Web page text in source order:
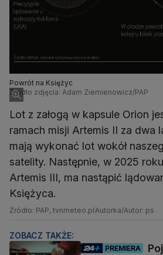
Powrót na Księżyc
Źródło zdjęcia: Adam Ziemienowicz/PAP
Lot z załogą w kapsule Orion
ramach misji Artemis II za dwa
mają wykonać lot wokół
satelity. Następnie, w 2025
Artemis III, ma nastąpić
Księżyca.
Źródło: PAP, tvnmeteo.plAutorka/Autor: ps
ZOBACZ TAKŻE:
PREMIERA